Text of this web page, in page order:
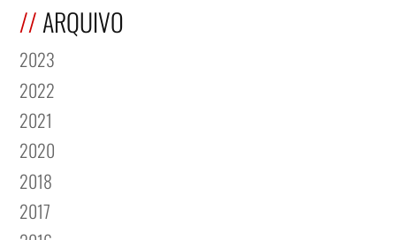
ARQUIVO
2023
2022
2021
2020
2018
2017